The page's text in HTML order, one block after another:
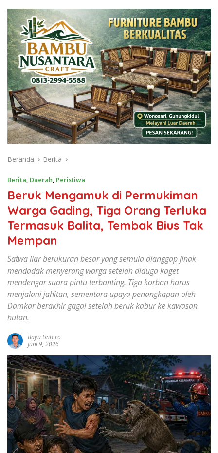
Beranda Berita
Berita, Daerah, Peristiwa
Beruk Mengamuk di Permukiman
Warga Gading, Tiga Orang Terluka
Termasuk Balita, Tembak Bius Tak
Mempan
Satwa liar berukuran besar yang semula dianggap jinak
mendadak menyerang warga setelah diduga kaget
mendengar suara pintu terbanting. Tiga korban harus
menjalani jahitan, sementara upaya penangkapan oleh
Damkar berakhir gagal setelah beruk kabur ke kawasan
hutan.
Bayu Untoro
Juni 9, 2026